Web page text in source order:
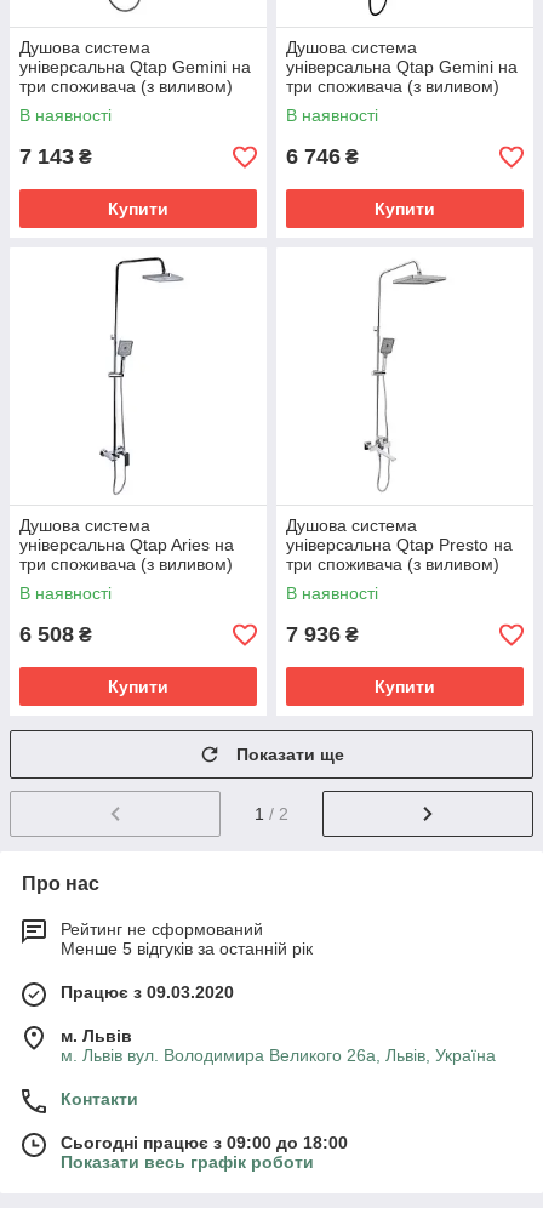
Душова система
універсальна Qtap Gemini на
три споживача (з виливом)
QTGEM111GMB45688
Gunmetal Black PVD
В наявності
7 143 ₴
Купити
Душова система
універсальна Qtap Gemini на
три споживача (з виливом)
QTGEM111BLM45686 Black
Matt
В наявності
6 746 ₴
Купити
Душова система
універсальна Qtap Aries на
три споживача (з виливом)
QTARI111CRM45560 Chrome
В наявності
6 508 ₴
Купити
Душова система
універсальна Qtap Presto на
три споживача (з виливом)
QTPRE111CRM45575
Chrome
В наявності
7 936 ₴
Купити
Показати ще
1 / 2
Про нас
Рейтинг не сформований
Менше 5 відгуків за останній рік
Працює з 09.03.2020
м. Львів
м. Львів вул. Володимира Великого 26а, Львів, Україна
Контакти
Сьогодні працює з 09:00 до 18:00
Показати весь графік роботи